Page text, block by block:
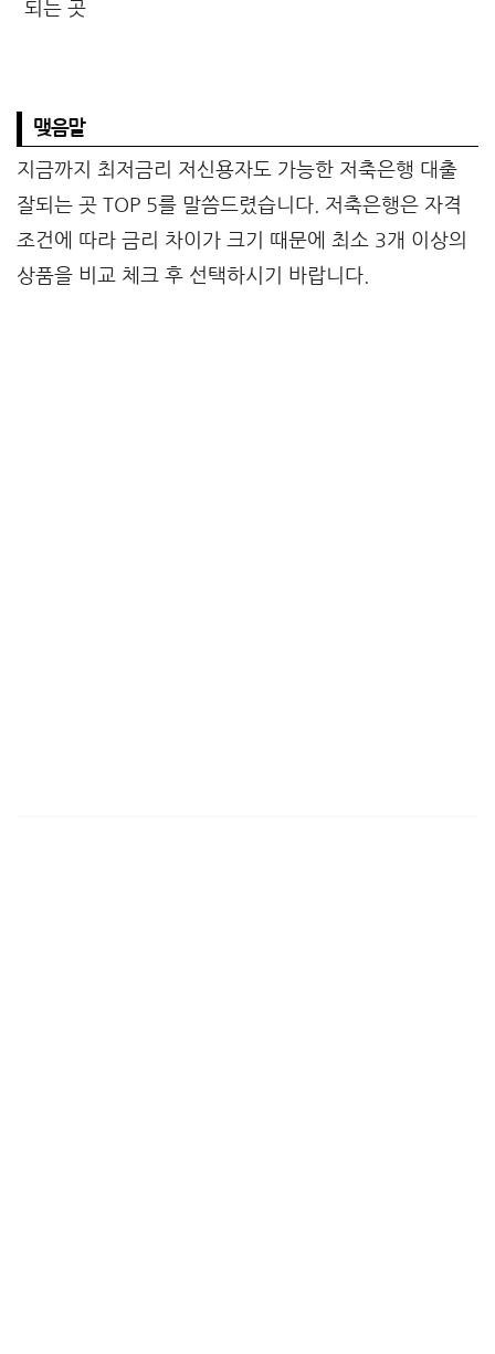
맺음말
지금까지 최저금리 저신용자도 가능한 저축은행 대출
잘되는 곳 TOP 5를 말씀드렸습니다. 저축은행은 자격
조건에 따라 금리 차이가 크기 때문에 최소 3개 이상의
상품을 비교 체크 후 선택하시기 바랍니다.